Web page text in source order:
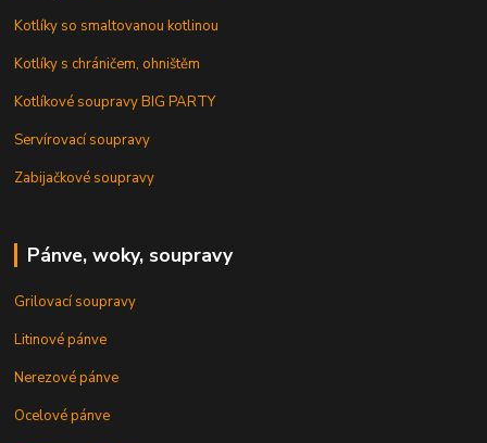
Kotlíky so smaltovanou kotlinou
Kotlíky s chráničem, ohništěm
Kotlíkové soupravy BIG PARTY
Servírovací soupravy
Zabijačkové soupravy
Pánve, woky, soupravy
Grilovací soupravy
Litinové pánve
Nerezové pánve
Ocelové pánve